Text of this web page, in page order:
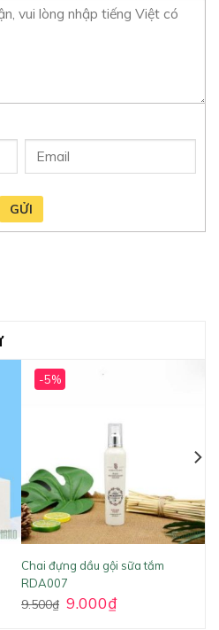
GỬI
-5%
Chai đựng dầu gội sữa tắm
RDA007
9.500₫ 9.000₫